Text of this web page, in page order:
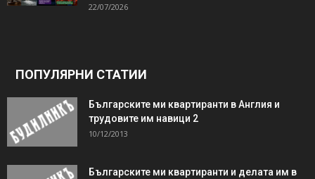
22/07/2026
ПОПУЛЯРНИ СТАТИИ
Българските ми квартиранти в Англия и
трудовите им навици 2
10/12/2013
Българските ми квартиранти и делата им в